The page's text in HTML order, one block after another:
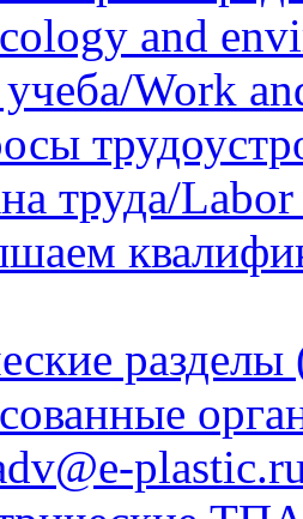
and
Work
труда/Labor